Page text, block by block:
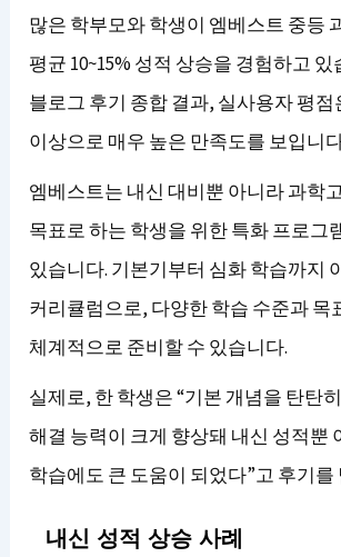
많은 학부모와 학생이 엠베스트 중등
평균 10~15% 성적 상승을 경험하고 있
블로그 후기 종합 결과, 실사용자 평점
이상으로 매우 높은 만족도를 보입니
엠베스트는 내신 대비뿐 아니라 과학
목표로 하는 학생을 위한 특화 프로그
있습니다. 기본기부터 심화 학습까지
커리큘럼으로, 다양한 학습 수준과 목
체계적으로 준비할 수 있습니다.
실제로, 한 학생은 “기본 개념을 탄탄
해결 능력이 크게 향상돼 내신 성적뿐
학습에도 큰 도움이 되었다”고 후기를
내신 성적 상승 사례